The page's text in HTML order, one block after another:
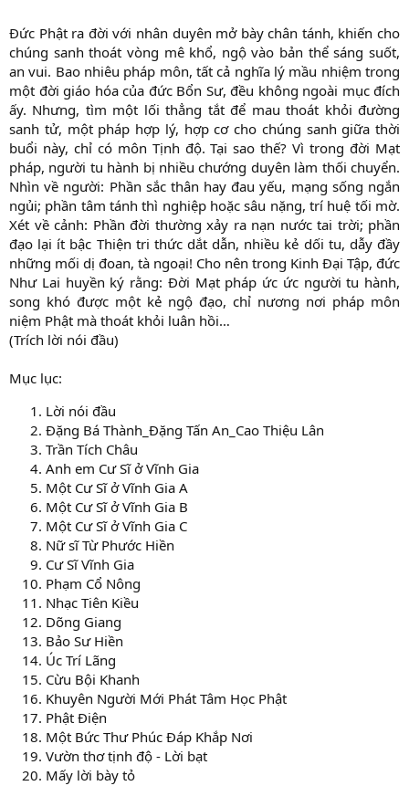
Đức Phật ra đời với nhân duyên mở bày chân tánh, khiến cho
chúng sanh thoát vòng mê khổ, ngộ vào bản thể sáng suốt,
an vui. Bao nhiêu pháp môn, tất cả nghĩa lý mầu nhiệm trong
một đời giáo hóa của đức Bổn Sư, đều không ngoài mục đích
ấy. Nhưng, tìm một lối thẳng tắt để mau thoát khỏi đường
sanh tử, một pháp hợp lý, hợp cơ cho chúng sanh giữa thời
buổi này, chỉ có môn Tịnh độ. Tại sao thế? Vì trong đời Mạt
pháp, người tu hành bị nhiều chướng duyên làm thối chuyển.
Nhìn về người: Phần sắc thân hay đau yếu, mạng sống ngắn
ngủi; phần tâm tánh thì nghiệp hoặc sâu nặng, trí huệ tối mờ.
Xét về cảnh: Phần đời thường xảy ra nạn nước tai trời; phần
đạo lại ít bậc Thiện tri thức dắt dẫn, nhiều kẻ dối tu, dẫy đầy
những mối dị đoan, tà ngoại! Cho nên trong Kinh Đại Tập, đức
Như Lai huyền ký rằng: Đời Mạt pháp ức ức người tu hành,
song khó được một kẻ ngộ đạo, chỉ nương nơi pháp môn
niệm Phật mà thoát khỏi luân hồi…
(Trích lời nói đầu)
Mục lục:
Lời nói đầu
Đặng Bá Thành_Đặng Tấn An_Cao Thiệu Lân
Trần Tích Châu
Anh em Cư Sĩ ở Vĩnh Gia
Một Cư Sĩ ở Vĩnh Gia A
Một Cư Sĩ ở Vĩnh Gia B
Một Cư Sĩ ở Vĩnh Gia C
Nữ sĩ Từ Phước Hiền
Cư Sĩ Vĩnh Gia
Phạm Cổ Nông
Nhạc Tiên Kiều
Dõng Giang
Bảo Sư Hiền
Úc Trí Lãng
Cừu Bội Khanh
Khuyên Người Mới Phát Tâm Học Phật
Phật Điện
Một Bức Thư Phúc Đáp Khắp Nơi
Vườn thơ tịnh độ - Lời bạt
Mấy lời bày tỏ